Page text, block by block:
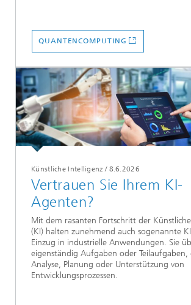
QUANTENCOMPUTING
Künstliche Intelligenz / 8.6.2026
Vertrauen Sie Ihrem KI-
Agenten?
Mit dem rasanten Fortschritt der
(KI) halten zunehmend auch sogenannte
Einzug in industrielle Anwendungen. Sie
eigenständig Aufgaben oder
Analyse, Planung oder Unterstützung von
Entwicklungsprozessen.